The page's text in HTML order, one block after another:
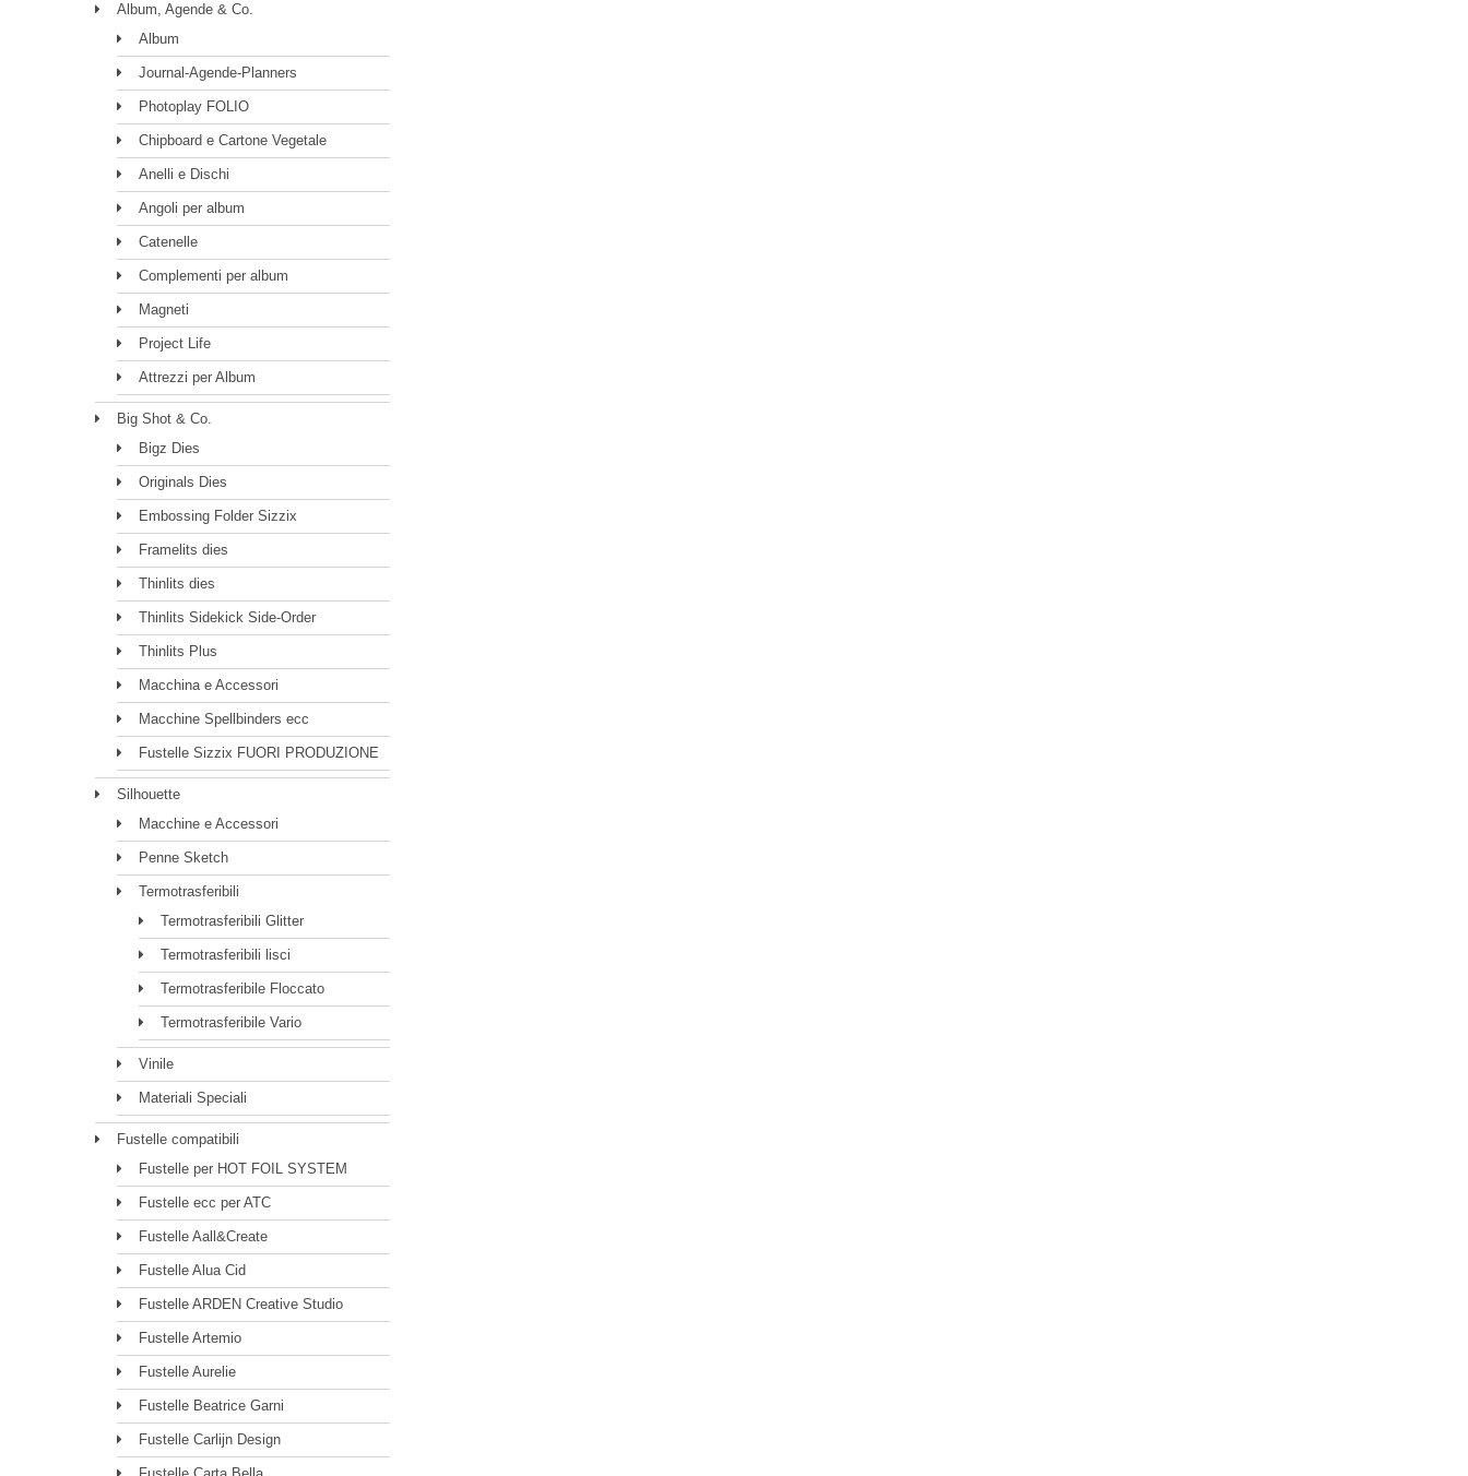
Album, Agende & Co.
Album
Journal-Agende-Planners
Photoplay FOLIO
Chipboard e Cartone Vegetale
Anelli e Dischi
Angoli per album
Catenelle
Complementi per album
Magneti
Project Life
Attrezzi per Album
Big Shot & Co.
Bigz Dies
Originals Dies
Embossing Folder Sizzix
Framelits dies
Thinlits dies
Thinlits Sidekick Side-Order
Thinlits Plus
Macchina e Accessori
Macchine Spellbinders ecc
Fustelle Sizzix FUORI PRODUZIONE
Silhouette
Macchine e Accessori
Penne Sketch
Termotrasferibili
Termotrasferibili Glitter
Termotrasferibili lisci
Termotrasferibile Floccato
Termotrasferibile Vario
Vinile
Materiali Speciali
Fustelle compatibili
Fustelle per HOT FOIL SYSTEM
Fustelle ecc per ATC
Fustelle Aall&Create
Fustelle Alua Cid
Fustelle ARDEN Creative Studio
Fustelle Artemio
Fustelle Aurelie
Fustelle Beatrice Garni
Fustelle Carlijn Design